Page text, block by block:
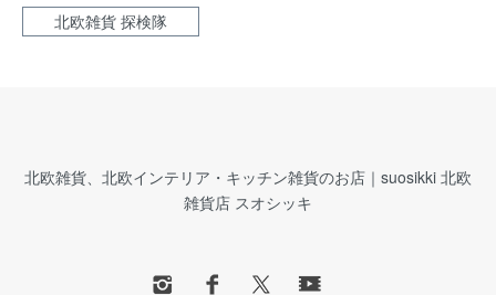
北欧雑貨 探検隊
北欧雑貨、北欧インテリア・キッチン雑貨のお店｜suosikki 北欧
雑貨店 スオシッキ